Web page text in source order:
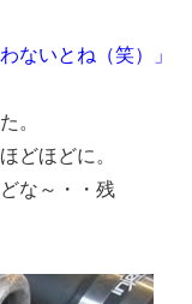
ないとね（笑）」
。
どほどに。
な～・・残